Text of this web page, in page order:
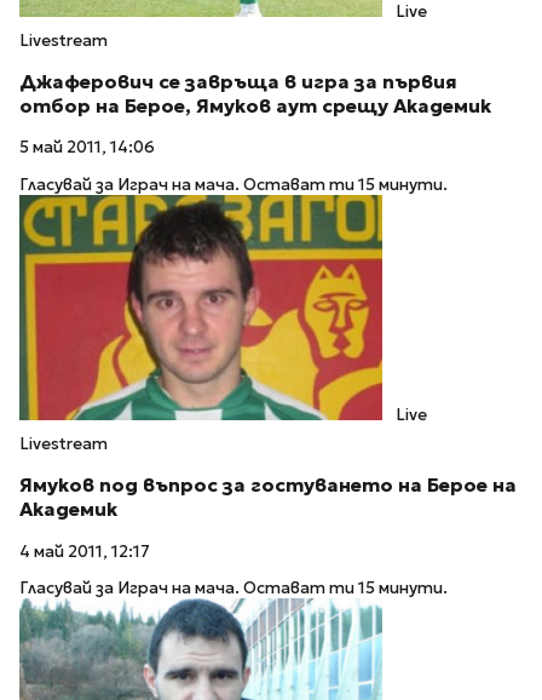
Live
Livestream
Джаферович се завръща в игра за първия
отбор на Берое, Ямуков аут срещу Академик
5 май 2011, 14:06
Гласувай за Играч на мача. Остават ти 15 минути.
Live
Livestream
Ямуков под въпрос за гостуването на Берое на
Академик
4 май 2011, 12:17
Гласувай за Играч на мача. Остават ти 15 минути.